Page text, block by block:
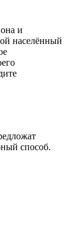
и
населённый
способ.